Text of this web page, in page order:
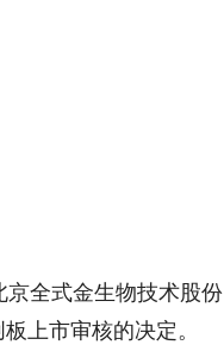
全式金生物技术股份
上市审核的决定。